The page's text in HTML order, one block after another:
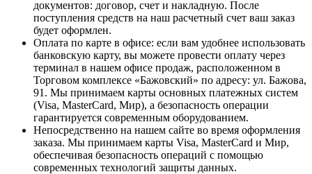
документов: договор, счет и накладную. После
поступления средств на наш расчетный счет ваш заказ
будет оформлен.
Оплата по карте в офисе: если вам удобнее использовать
банковскую карту, вы можете провести оплату через
терминал в нашем офисе продаж, расположенном в
Торговом комплексе «Бажовский» по адресу: ул. Бажова,
91. Мы принимаем карты основных платежных систем
(Visa, MasterCard, Мир), а безопасность операции
гарантируется современным оборудованием.
Непосредственно на нашем сайте во время оформления
заказа. Мы принимаем карты Visa, MasterCard и Мир,
обеспечивая безопасность операций с помощью
современных технологий защиты данных.